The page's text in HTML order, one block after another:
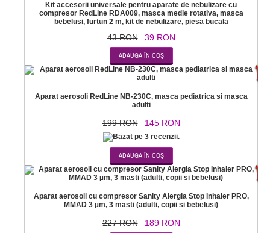
Kit accesorii universale pentru aparate de nebulizare cu
compresor RedLine RDA009, masca medie rotativa, masca
bebelusi, furtun 2 m, kit de nebulizare, piesa bucala
43 RON 39 RON
Aparat aerosoli RedLine NB-230C, masca pediatrica si masca
adulti
199 RON 145 RON
Aparat aerosoli cu compresor Sanity Alergia Stop Inhaler PRO,
MMAD 3 µm, 3 masti (adulti, copii si bebelusi)
227 RON 189 RON